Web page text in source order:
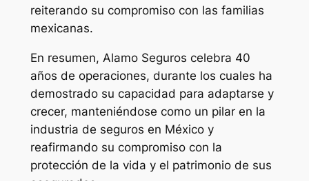
reiterando su compromiso con las familias
mexicanas.
En resumen, Alamo Seguros celebra 40
años de operaciones, durante los cuales ha
demostrado su capacidad para adaptarse y
crecer, manteniéndose como un pilar en la
industria de seguros en México y
reafirmando su compromiso con la
protección de la vida y el patrimonio de sus